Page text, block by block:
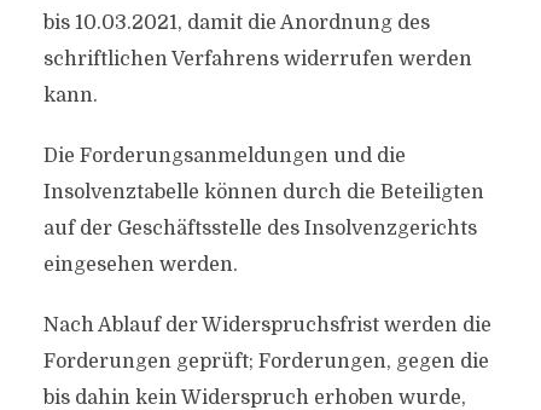
bis 10.03.2021, damit die Anordnung des
schriftlichen Verfahrens widerrufen werden
kann.
Die Forderungsanmeldungen und die
Insolvenztabelle können durch die Beteiligten
auf der Geschäftsstelle des Insolvenzgerichts
eingesehen werden.
Nach Ablauf der Widerspruchsfrist werden die
Forderungen geprüft; Forderungen, gegen die
bis dahin kein Widerspruch erhoben wurde,